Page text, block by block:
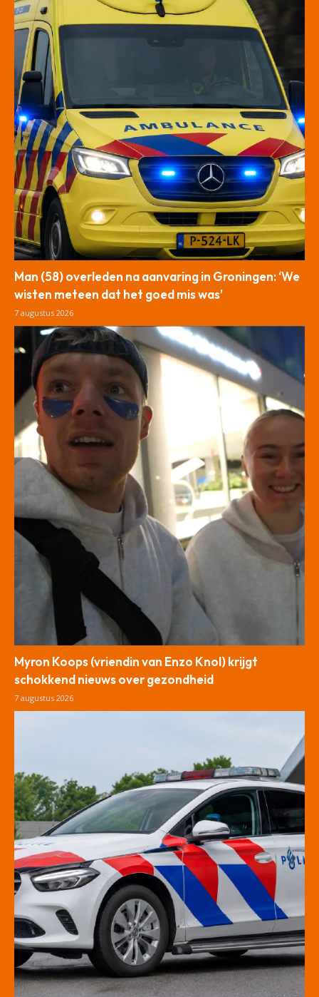
Man (58) overleden na aanvaring in Groningen: ‘We
wisten meteen dat het goed mis was’
7 augustus 2026
Myron Koops (vriendin van Enzo Knol) krijgt
schokkend nieuws over gezondheid
7 augustus 2026